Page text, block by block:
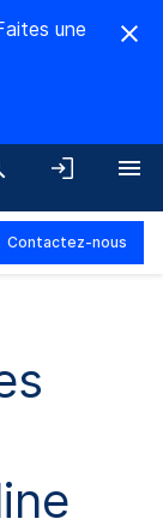
une
Contactez-nous